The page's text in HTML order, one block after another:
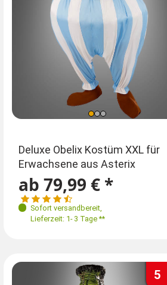
Deluxe Obelix Kostüm XXL für
Erwachsene aus Asterix
ab 79,99 € *
Sofort versandbereit,
Lieferzeit: 1- 3 Tage **
Einheitsgröße
S-L 46-50
5